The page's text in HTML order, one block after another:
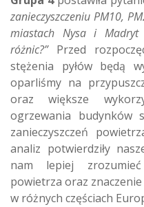
zanieczyszczeniu PM10,
miastach Nysa i
różnic?”Przed
stężenia pyłów będą
oparliśmy na
oraz większe
ogrzewania budynków
zanieczyszczeń
analiz potwierdziły
nam lepiej zrozumieć
powietrza oraz
w różnych częściach